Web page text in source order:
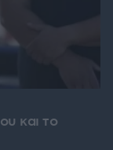
και το